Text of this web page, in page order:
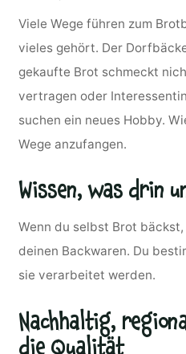
Viele Wege führen zum
vieles gehört. Der
gekaufte Brot schmeckt
vertragen oder
suchen ein neues Hobby.
Wege anzufangen.
Wissen, was drin
Wenn du selbst Brot
deinen Backwaren. Du
sie verarbeitet werden.
Nachhaltig,
die Qualität